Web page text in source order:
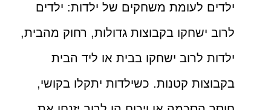
ילדים לעומת משחקים של ילדות: ילדים
לרוב ישחקו בקבוצות גדולות, רחוק מהבית,
ילדות לרוב ישחקו בבית או ליד הבית
בקבוצות קטנות. כשילדות יתקלו בקושי,